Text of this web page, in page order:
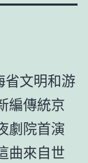
省文明和游
編傳統京
劇院首演
曲來自世